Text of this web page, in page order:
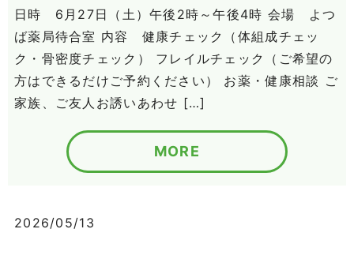
日時 6月27日（土）午後2時～午後4時 会場 よつ
ば薬局待合室 内容 健康チェック（体組成チェッ
ク・骨密度チェック） フレイルチェック（ご希望の
方はできるだけご予約ください） お薬・健康相談 ご
家族、ご友人お誘いあわせ […]
MORE
2026/05/13